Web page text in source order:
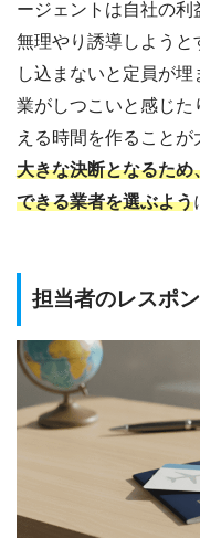
ージェントは自社の
無理やり誘導しようと
し込まないと定員が
業がしつこいと感じ
える時間を作ることが
大きな決断となるた
できる業者を選ぶよう
担当者のレスポ